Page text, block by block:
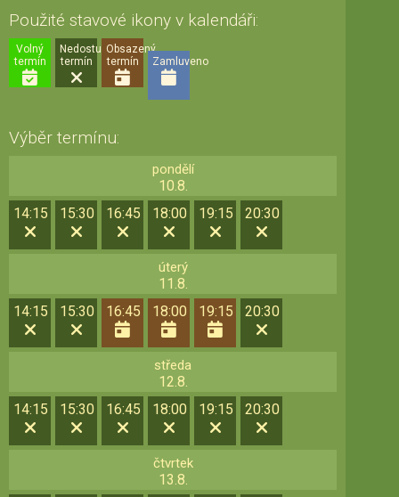
Použité stavové ikony v kalendáři:
Volný
termín
Nedostupný
termín
Obsazený
termín
Zamluveno
Výběr termínu:
pondělí
10.8.
14:15
15:30 16:45 18:00 19:15 20:30
úterý
11.8.
14:15
15:30 16:45 18:00 19:15 20:30
středa
12.8.
14:15
15:30 16:45 18:00 19:15 20:30
čtvrtek
13.8.